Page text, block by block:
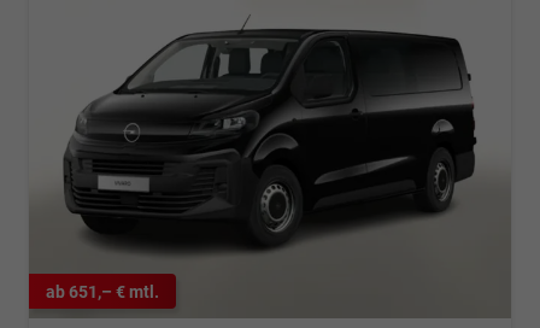
ab 651,– € mtl.